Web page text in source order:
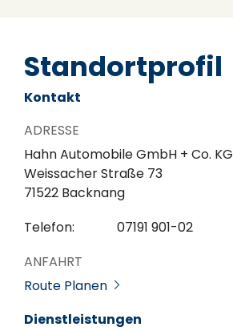
Standortprofil
Kontakt
ADRESSE
Hahn Automobile GmbH + Co. KG
Weissacher Straße 73
71522 Backnang
Telefon:
07191 901-02
ANFAHRT
Route Planen
Dienstleistungen